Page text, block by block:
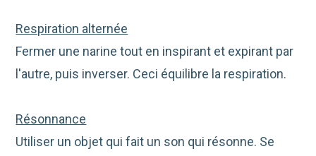
Respiration alternée
Fermer une narine tout en inspirant et expirant par
l'autre, puis inverser. Ceci équilibre la respiration.
Résonnance
Utiliser un objet qui fait un son qui résonne. Se